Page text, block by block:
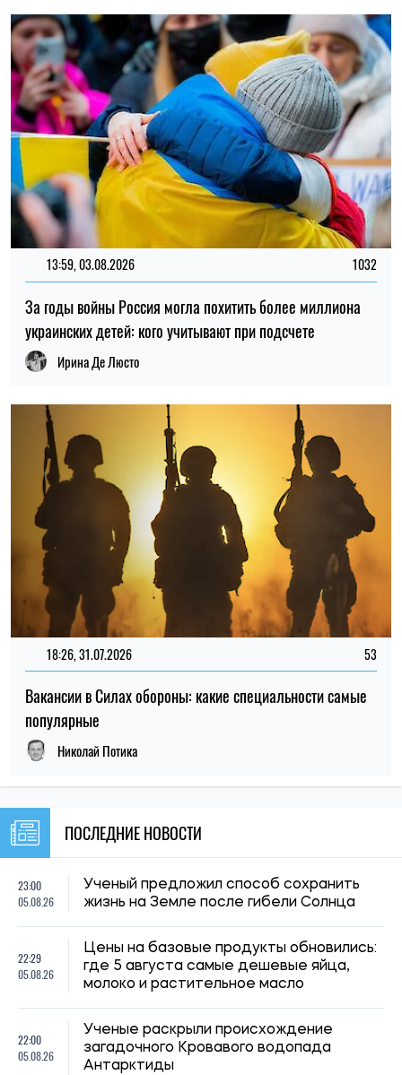
13:59, 03.08.2026 1032
За годы войны Россия могла похитить более миллиона
украинских детей: кого учитывают при подсчете
Ирина Де Люсто
18:26, 31.07.2026 53
Вакансии в Силах обороны: какие специальности самые
популярные
Николай Потика
ПОСЛЕДНИЕ НОВОСТИ
23:00
05.08.26
Ученый предложил способ сохранить
жизнь на Земле после гибели Солнца
22:29
05.08.26
Цены на базовые продукты обновились:
где 5 августа самые дешевые яйца,
молоко и растительное масло
22:00
05.08.26
Ученые раскрыли происхождение
загадочного Кровавого водопада
Антарктиды